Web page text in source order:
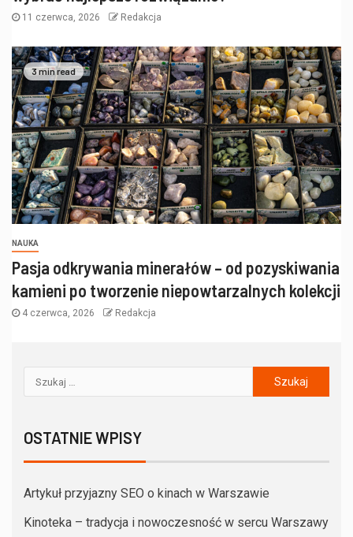
11 czerwca, 2026 Redakcja
3 min read
NAUKA
Pasja odkrywania minerałów – od pozyskiwania
kamieni po tworzenie niepowtarzalnych kolekcji
4 czerwca, 2026 Redakcja
OSTATNIE WPISY
Artykuł przyjazny SEO o kinach w Warszawie
Kinoteka – tradycja i nowoczesność w sercu Warszawy